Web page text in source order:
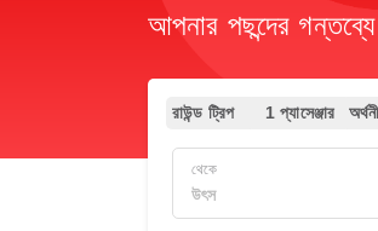
আপনার পছন্দের
রাউন্ড ট্রিপ 1 প্যাসেঞ্জার
থেকে